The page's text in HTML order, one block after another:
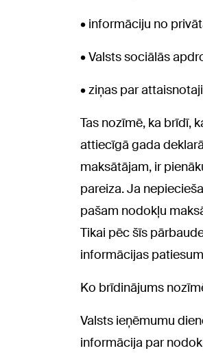
• informāciju no
• Valsts sociālās
• ziņas par
Tas nozīmē, ka brīdī,
attiecīgā gada
maksātājam, ir
pareiza. Ja
pašam nodokļu
Tikai pēc šīs
informācijas
Ko brīdinājums
Valsts ieņēmumu
informācija par